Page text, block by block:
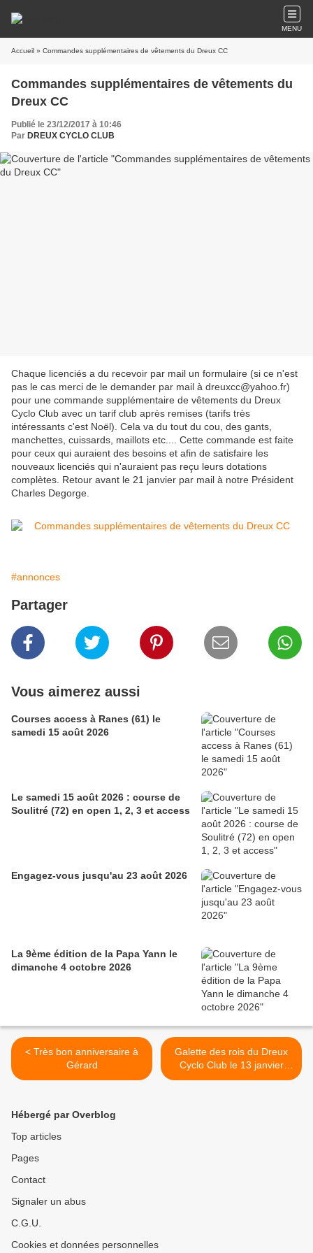
MENU
Accueil » Commandes supplémentaires de vêtements du Dreux CC
Commandes supplémentaires de vêtements du
Dreux CC
Publié le 23/12/2017 à 10:46
Par DREUX CYCLO CLUB
Chaque licenciés a du recevoir par mail un formulaire (si ce n'est
pas le cas merci de le demander par mail à dreuxcc@yahoo.fr)
pour une commande supplémentaire de vêtements du Dreux
Cyclo Club avec un tarif club après remises (tarifs très
intéressants c'est Noël). Cela va du tout du cou, des gants,
manchettes, cuissards, maillots etc.... Cette commande est faite
pour ceux qui auraient des besoins et afin de satisfaire les
nouveaux licenciés qui n'auraient pas reçu leurs dotations
complètes. Retour avant le 21 janvier par mail à notre Président
Charles Degorge.
#annonces
Partager
Vous aimerez aussi
Courses access à Ranes (61) le
samedi 15 août 2026
Le samedi 15 août 2026 : course de
Soulitré (72) en open 1, 2, 3 et access
Engagez-vous jusqu'au 23 août 2026
La 9ème édition de la Papa Yann le
dimanche 4 octobre 2026
< Très bon anniversaire à
Gérard
Galette des rois du Dreux
Cyclo Club le 13 janvier
2018 >
Hébergé par Overblog
Top articles
Pages
Contact
Signaler un abus
C.G.U.
Cookies et données personnelles